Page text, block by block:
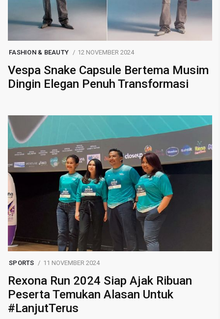
FASHION & BEAUTY 12 NOVEMBER 2024
Vespa Snake Capsule Bertema Musim
Dingin Elegan Penuh Transformasi
SPORTS 11 NOVEMBER 2024
Rexona Run 2024 Siap Ajak Ribuan
Peserta Temukan Alasan Untuk
#LanjutTerus